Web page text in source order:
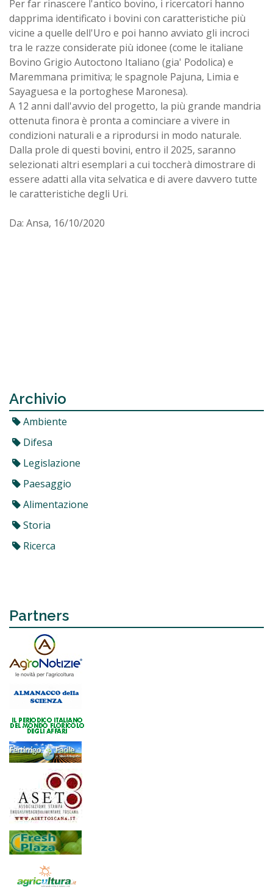
Per far rinascere l'antico bovino, i ricercatori hanno
dapprima identificato i bovini con caratteristiche più
vicine a quelle dell'Uro e poi hanno avviato gli incroci
tra le razze considerate più idonee (come le italiane
Bovino Grigio Autoctono Italiano (gia' Podolica) e
Maremmana primitiva; le spagnole Pajuna, Limia e
Sayaguesa e la portoghese Maronesa).
A 12 anni dall'avvio del progetto, la più grande mandria
ottenuta finora è pronta a cominciare a vivere in
condizioni naturali e a riprodursi in modo naturale.
Dalla prole di questi bovini, entro il 2025, saranno
selezionati altri esemplari a cui toccherà dimostrare di
essere adatti alla vita selvatica e di avere davvero tutte
le caratteristiche degli Uri.
Da: Ansa, 16/10/2020
Archivio
Ambiente
Difesa
Legislazione
Paesaggio
Alimentazione
Storia
Ricerca
Partners